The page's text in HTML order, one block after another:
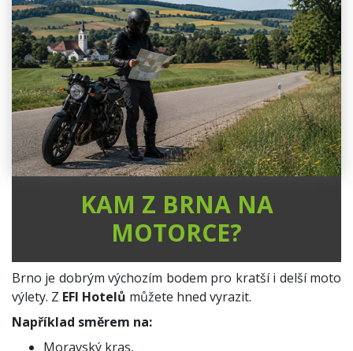
KAM Z BRNA NA
MOTORCE?
Brno je dobrým výchozím bodem pro kratší i delší moto
výlety. Z EFI Hotelů můžete hned vyrazit.
Například směrem na:
Moravský kras,